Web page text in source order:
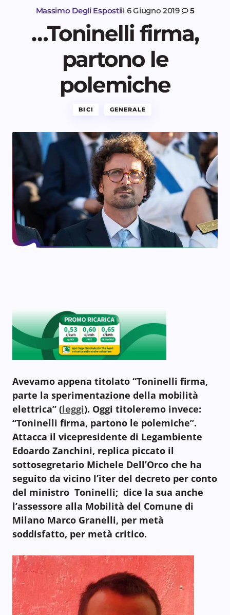
Massimo Degli Espostiil 6 Giugno 2019 5
…Toninelli firma,
partono le
polemiche
BICI GENERALE
Avevamo appena titolato “Toninelli firma,
parte la sperimentazione della mobilità
elettrica” (leggi). Oggi titoleremo invece:
“Toninelli firma, partono le polemiche”.
Attacca il vicepresidente di Legambiente
Edoardo Zanchini, replica piccato il
sottosegretario Michele Dell’Orco che ha
seguito da vicino l’iter del decreto per conto
del ministro Toninelli; dice la sua anche
l’assessore alla Mobilità del Comune di
Milano Marco Granelli, per metà
soddisfatto, per metà critico.